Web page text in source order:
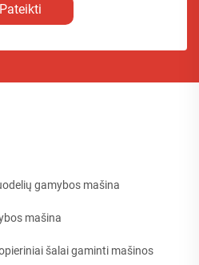
Pateikti
gamybos mašina
mašina
šalai gaminti mašinos